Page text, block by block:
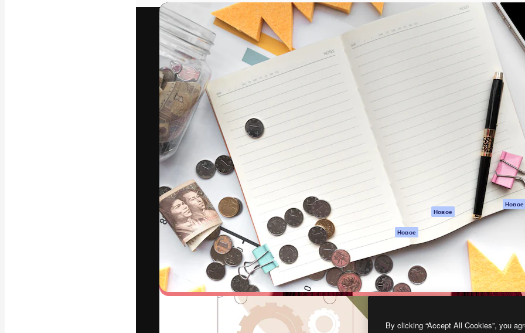
Видео
Видеоролик
Моушн-дизайн
Видеошаблоны
Иконки
3D-модели
Шрифты
Креативная платформа для создания
ваших лучших работ. Более 1 миллиона
подписчиков среди креаторов,
предприятий, агентств и студий.
Pусский
ИИ-помощник
Генератор
Генератор видео
ИИ
Генератор голоса
Стоковый контент
MCP для
Claude/ChatGPT
Новое
Новое
API
Мобильное
приложение
Все инструменты
Magnific
Academy
Документация по
Пакету ИИ
Служба
поддержки
Условия и
положения
Политика
Оригиналы
Новое
Политика файлов
cookie
Центр доверия
Партнеры
Предприятие
By clicking “Accept All Cookies”, you